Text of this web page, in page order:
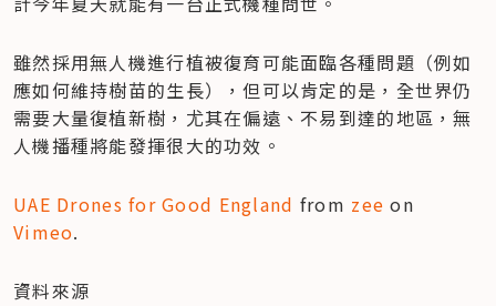
雖然採用無人機進行植被復育可能面臨各種問題（例如
應如何維持樹苗的生長），但可以肯定的是，全世界仍
需要大量復植新樹，尤其在偏遠、不易到達的地區，無
人機播種將能發揮很大的功效。
UAE Drones for Good England from zee
Vimeo.
資料來源